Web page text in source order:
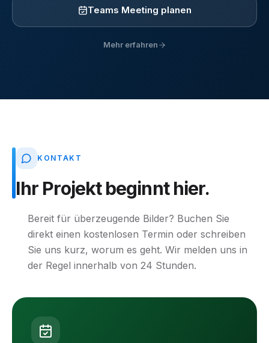
Teams Meeting planen
Mehr erfahren
KONTAKT
Ihr Projekt beginnt hier.
Bereit für überzeugende Bilder? Buchen Sie
direkt einen kostenlosen Termin oder schreiben
Sie uns kurz, worum es geht. Wir melden uns in
der Regel innerhalb von 24 Stunden.